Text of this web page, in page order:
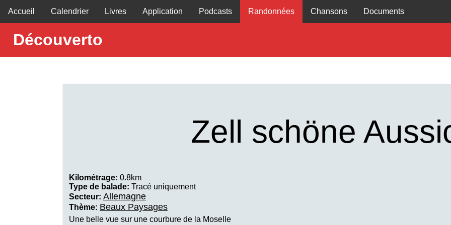
Accueil Calendrier Livres Application Podcasts Randonnées Chansons Documents
Découverto
Zell schöne
Kilométrage: 0.8km
Type de balade: Tracé uniquement
Secteur: Allemagne
Thème: Beaux Paysages
Une belle vue sur une courbure de la Moselle